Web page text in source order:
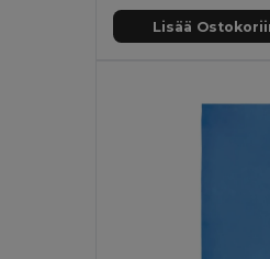
Lisää